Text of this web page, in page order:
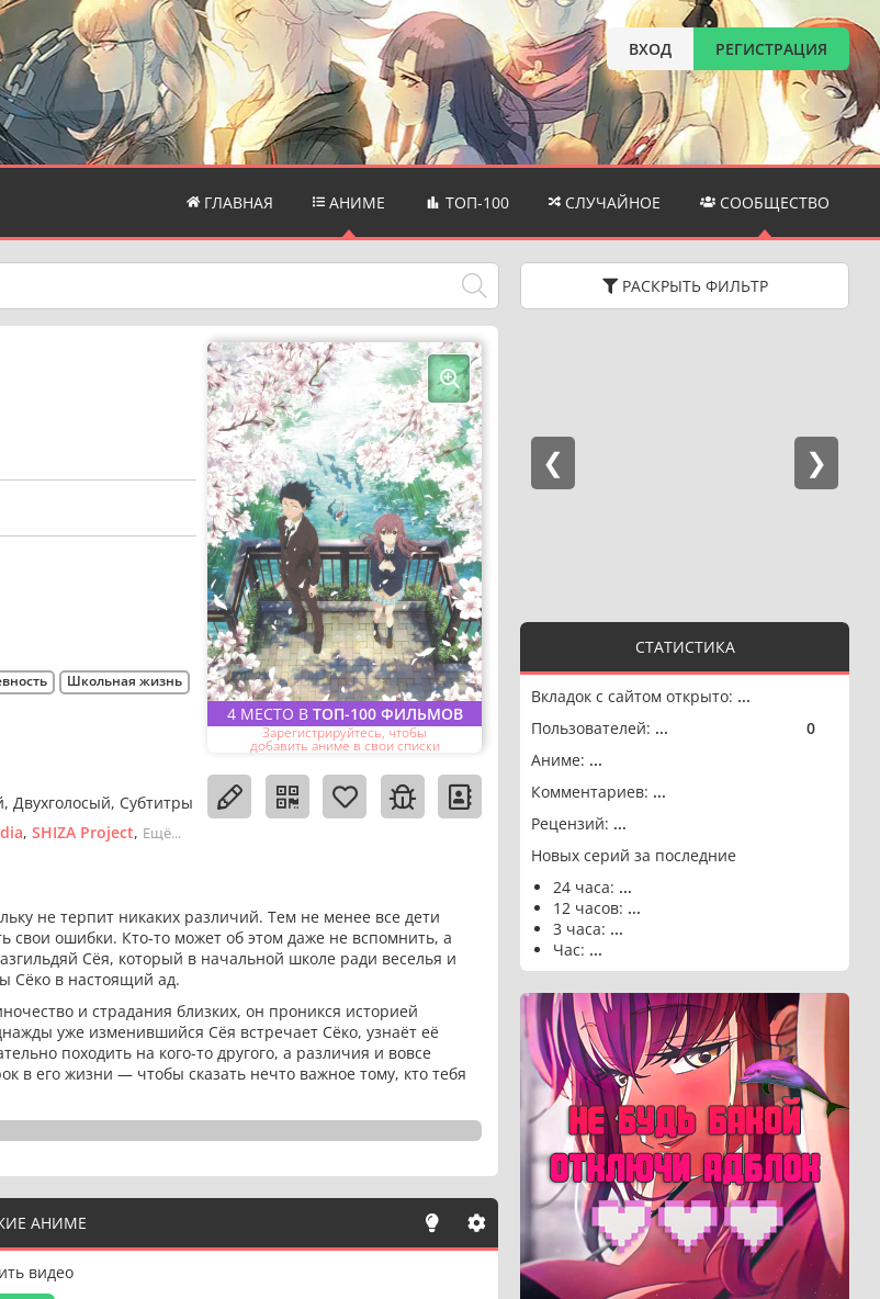
ВХОД РЕГИСТРАЦИЯ
ГЛАВНАЯ АНИМЕ ТОП-100 СЛУЧАЙНОЕ СООБЩЕСТВО
РАСКРЫТЬ ФИЛЬТР
СТАТИСТИКА
Вкладок с сайтом открыто: ...
Пользователей: ... 0
Аниме: ...
Комментариев: ...
Рецензий: ...
Новых серий за последние
24 часа: ...
12 часов: ...
3 часа: ...
Час: ...
4 МЕСТО В ТОП-100 ФИЛЬМОВ
Зарегистрируйтесь, чтобы
добавить аниме в свои списки
Школьная жизнь
Двухголосый Субтитры
SHIZA Project Ещё...
не терпит никаких различий. Тем не менее все дети
свои ошибки. Кто-то может об этом даже не вспомнить, а
Сёя, который в начальной школе ради веселья и
Сёко в настоящий ад.
и страдания близких, он проникся историей
уже изменившийся Сёя встречает Сёко, узнаёт её
походить на кого-то другого, а различия и вовсе
в его жизни — чтобы сказать нечто важное тому, кто тебя
АНИМЕ
видео